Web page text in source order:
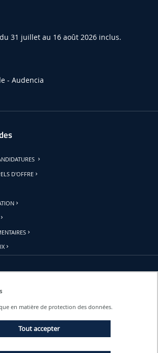
en matière de protection des données.
Tout accepter
31 juillet au 16 août 2026 inclus.
- Audencia
D'OFFRE